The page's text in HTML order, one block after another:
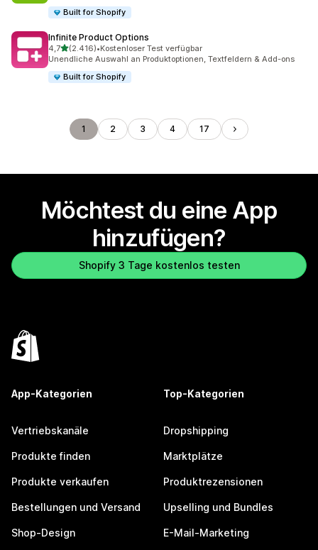
Built for Shopify
Infinite Product Options
4,7von 5 Sternen
(2.416)
2416 Rezensionen insgesamt
•Kostenloser Test verfügbar
Unendliche Auswahl an Produktoptionen, Textfeldern & Add-ons
Built for Shopify
1 2 3 4 17
Möchtest du eine App
hinzufügen?
Shopify 3 Tage kostenlos testen
App-Kategorien
Vertriebskanäle
Produkte finden
Produkte verkaufen
Bestellungen und Versand
Shop-Design
Top-Kategorien
Dropshipping
Marktplätze
Produktrezensionen
Upselling und Bundles
E-Mail-Marketing